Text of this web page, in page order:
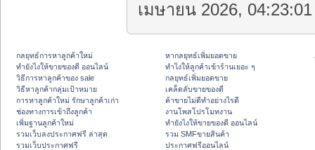
เมษายน 2026,
กลยุทธ์การหาลูกค้าใหม่
ทํายังไงให้ขายของดี ออนไลน์
วิธีการหาลูกค้าของ sale
วิธีหาลูกค้ากลุ่มเป้าหมาย
การหาลูกค้าใหม่ รักษาลูกค้าเก่า
ช่องทางการเข้าถึงลูกค้า
เพิ่มฐานลูกค้าใหม่
รวมเว็บลงประกาศฟรี ล่าสุด
รวมเว็บประกาศฟรี
หากลยุทธ์เพิ่มยอดขาย
ทําไงให้ลูกค้าเข้าร้านเยอะ ๆ
กลยุทธ์เพิ่มยอดขาย
เคล็ดลับขายของดี
ค้าขายไม่ดีทำอย่างไรดี
งานโพสโปรโมทงาน
ทํายังไงให้ขายของดี ออนไลน์
รวม SMFขายสินค้า
ประกาศฟรีออนไลน์